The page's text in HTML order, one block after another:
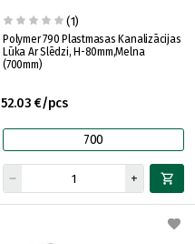
(1)
Polymer 790 Plastmasas Kanalizācijas
Lūka Ar Slēdzi, H-80mm,Melna
(700mm)
52.03 €/pcs
700